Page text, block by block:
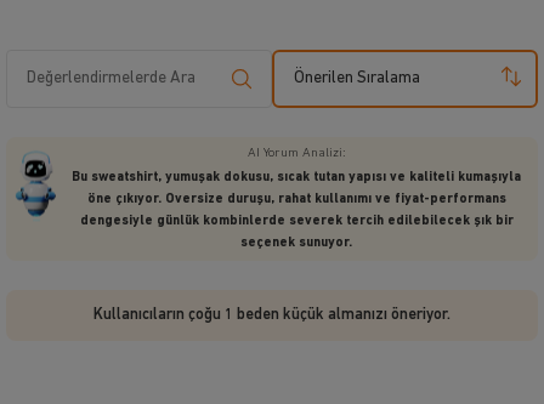
Önerilen Sıralama
AI Yorum Analizi:
Bu sweatshirt, yumuşak dokusu, sıcak tutan yapısı ve kaliteli kumaşıyla
öne çıkıyor. Oversize duruşu, rahat kullanımı ve fiyat-performans
dengesiyle günlük kombinlerde severek tercih edilebilecek şık bir
seçenek sunuyor.
Kullanıcıların çoğu 1 beden küçük almanızı öneriyor.